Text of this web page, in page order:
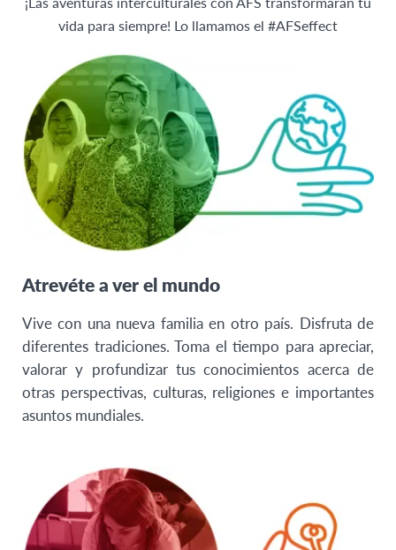
Tailandia
EUROPA
Alemania
Bélgica Flamenca
Bélgica Francesa
Dinamarca
Finlandia
Francia
Islandia
República Checa
Suiza
Turquía
vida para siempre! Lo llamamos el #AFSeffect
Atrevéte a ver el mundo
Vive con una nueva familia en otro país. Disfruta de
diferentes tradiciones. Toma el tiempo para apreciar,
valorar y profundizar tus conocimientos acerca de
otras perspectivas, culturas, religiones e importantes
asuntos mundiales.